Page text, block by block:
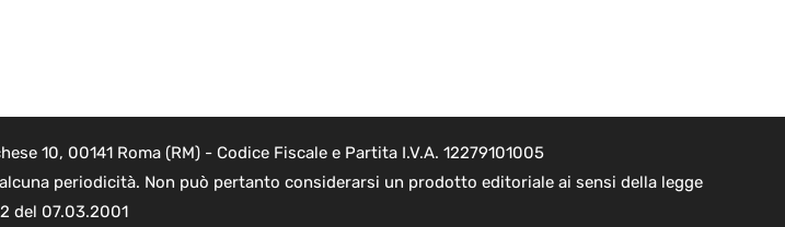
10, 00141 Roma (RM) - Codice Fiscale e Partita I.V.A. 12279101005
periodicità. Non può pertanto considerarsi un prodotto editoriale ai sensi della legge
del 07.03.2001